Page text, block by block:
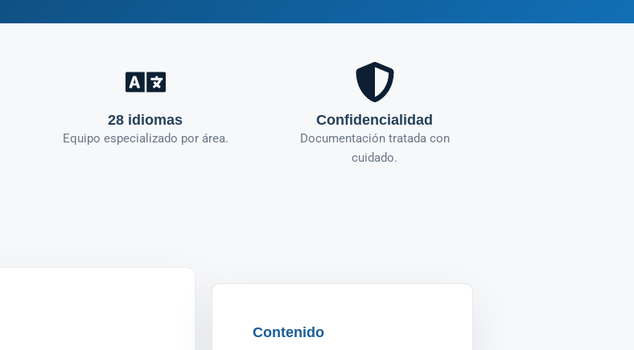
28 idiomas
Equipo especializado por área.
Confidencialidad
Documentación tratada con
cuidado.
Contenido